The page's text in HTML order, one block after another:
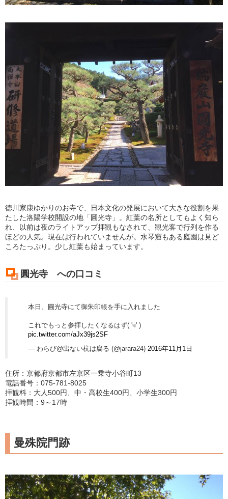
徳川家康ゆかりのお寺で、日本文化の発展において大きな役割を果
たした洛陽学校開設の地「圓光寺」。紅葉の名所としてもよく知ら
れ、以前は夜のライトアップ拝観もなされて、観光客で行列を作る
ほどの人気。現在は行われていませんが。水琴窟もある庭園は見ど
ころたっぷり。少し紅葉も始まっています。
圓光寺 への口コミ
本日、圓光寺にて御朱印帳を手に入れました
これでもっと参拝したくなるはず( 'ч' )
pic.twitter.com/aJx39js2SF
— わらび@出ない杭は腐る (@jarara24) 2016年11月1日
住所：京都府京都市左京区一乗寺小谷町13
電話番号：075-781-8025
拝観料：大人500円、中・高校生400円、小学生300円
拝観時間：9～17時
曼殊院門跡